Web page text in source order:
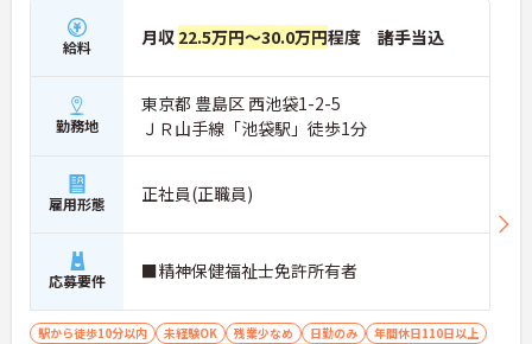
給料 月収 22.5万円～30.0万円程度 諸手当込
勤務地
東京都 豊島区 西池袋1-2-5
ＪＲ山手線「池袋駅」徒歩1分
雇用形態 正社員(正職員)
応募要件 ■精神保健福祉士免許所有者
駅から徒歩10分以内 未経験OK 残業少なめ 日勤のみ
年間休日110日以上